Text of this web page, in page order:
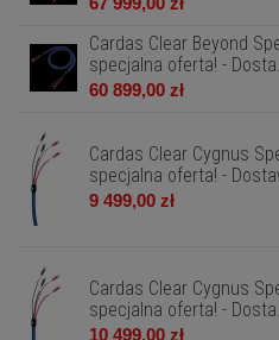
Cardas Clear Beyond
specjalna oferta! -
60 899,00 zł
Cardas Clear Cygnus
specjalna oferta! -
9 499,00 zł
Cardas Clear Cygnus
specjalna oferta! -
10 499,00 zł